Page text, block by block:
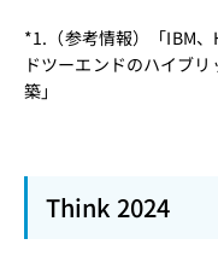
*1.（参考情報）
「IBM
ドツーエンドのハイブ
築」
Think 2024